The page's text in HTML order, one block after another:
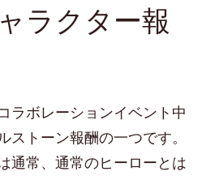
ラクター報
ラボレーションイベント中
ストーン報酬の一つです。
通常、通常のヒーローとは